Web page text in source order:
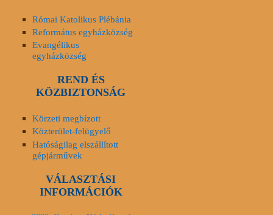
Római Katolikus Plébánia
Református egyházközség
Evangélikus
egyházközség
REND ÉS
KÖZBIZTONSÁG
Körzeti megbízott
Közterület-felügyelő
Hatóságilag elszállított
gépjárművek
VÁLASZTÁSI
INFORMÁCIÓK